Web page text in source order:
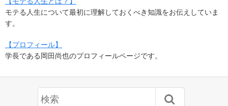
モテる人生について最初に理解しておくべき知識をお伝えしていま
す。
【プロフィール】
学長である岡田尚也のプロフィールページです。